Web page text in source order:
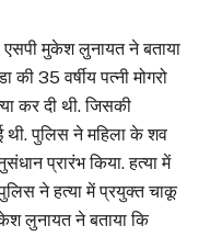
मुकेश लुनायत ने बताया
की 35 वर्षीय पत्नी मोगरो
कर दी थी. जिसकी
थी. पुलिस ने महिला के शव
प्रारंभ किया. हत्या में
पुलिस ने हत्या में प्रयुक्त चाकू
लुनायत ने बताया कि